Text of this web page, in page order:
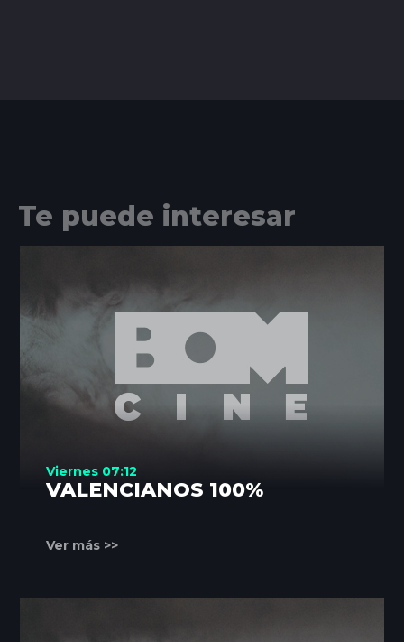
Te puede interesar
Viernes 07:12
VALENCIANOS 100%
Ver más >>